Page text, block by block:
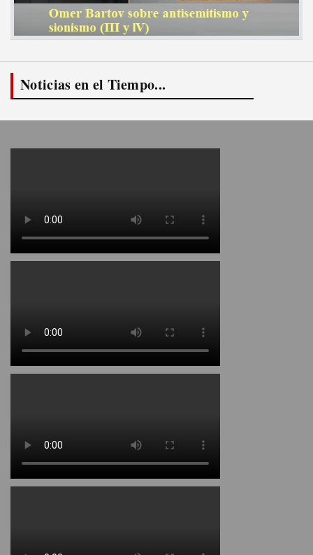
Noticias en el Tiempo...